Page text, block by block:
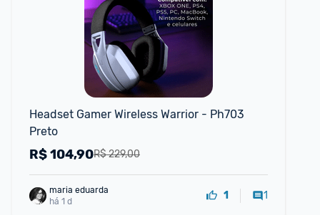
Headset Gamer Wireless Warrior - Ph703
Preto
R$ 229,00
R$104,90
maria eduarda
há 1 d
1 1